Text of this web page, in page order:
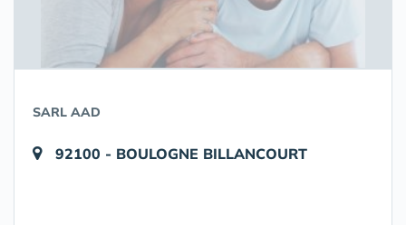
SARL AAD
92100 - BOULOGNE BILLANCOURT